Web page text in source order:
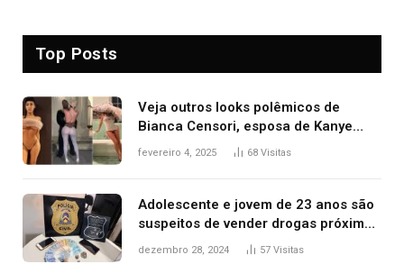
Top Posts
Veja outros looks polêmicos de
Bianca Censori, esposa de Kanye
West que apareceu nua no Grammy
fevereiro 4, 2025 68 Visitas
Adolescente e jovem de 23 anos são
suspeitos de vender drogas próximo
de delegacia e escola, diz polícia
dezembro 28, 2024 57 Visitas